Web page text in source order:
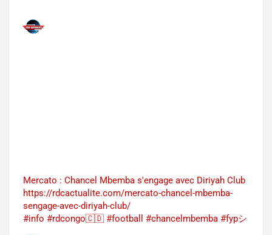
Mercato : Chancel Mbemba s'engage avec Diriyah Club
https://rdcactualite.com/mercato-chancel-mbemba-
sengage-avec-diriyah-club/
#info #rdcongo🇨🇩 #football #chancelmbemba #fypシ